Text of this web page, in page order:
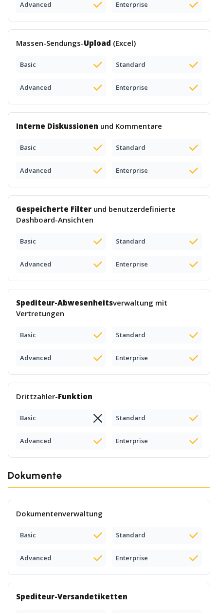
Advanced Enterprise
Massen-Sendungs-Upload (Excel)
Basic Standard
Advanced Enterprise
Interne Diskussionen und Kommentare
Basic Standard
Advanced Enterprise
Gespeicherte Filter und benutzerdefinierte
Dashboard-Ansichten
Basic Standard
Advanced Enterprise
Spediteur-Abwesenheitsverwaltung mit
Vertretungen
Basic Standard
Advanced Enterprise
Drittzahler-Funktion
Basic Standard
Advanced Enterprise
Dokumente
Dokumentenverwaltung
Basic Standard
Advanced Enterprise
Spediteur-Versandetiketten